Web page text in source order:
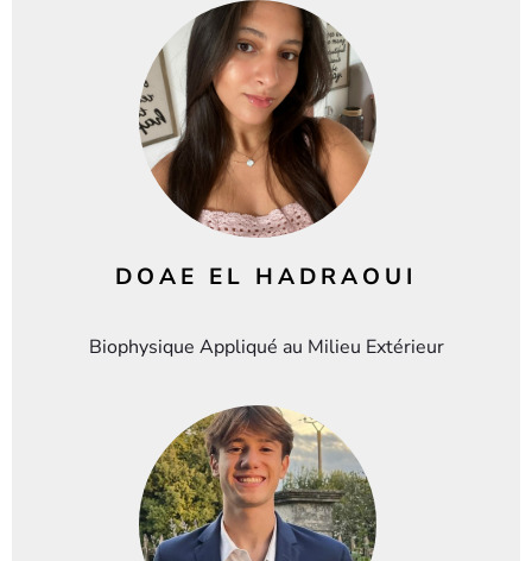
DOAE EL HADRAOUI
Biophysique Appliqué au Milieu Extérieur